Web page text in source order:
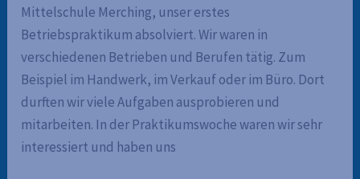
Mittelschule Merching, unser erstes
Betriebspraktikum absolviert. Wir waren in
verschiedenen Betrieben und Berufen tätig. Zum
Beispiel im Handwerk, im Verkauf oder im Büro. Dort
durften wir viele Aufgaben ausprobieren und
mitarbeiten. In der Praktikumswoche waren wir sehr
interessiert und haben uns